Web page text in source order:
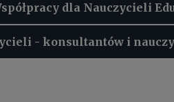
dla Nauczycieli
- konsultantów i